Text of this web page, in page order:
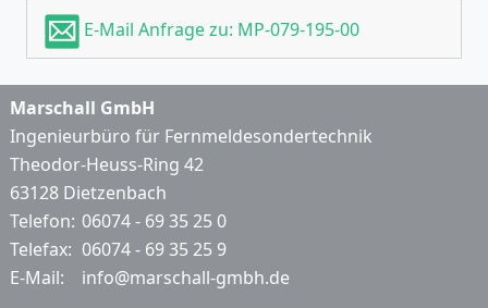
E-Mail Anfrage zu: MP-079-195-00
Marschall GmbH
Ingenieurbüro für Fernmeldesondertechnik
Theodor-Heuss-Ring 42
63128 Dietzenbach
Telefon: 06074 - 69 35 25 0
Telefax: 06074 - 69 35 25 9
E-Mail:
info@marschall-gmbh.de